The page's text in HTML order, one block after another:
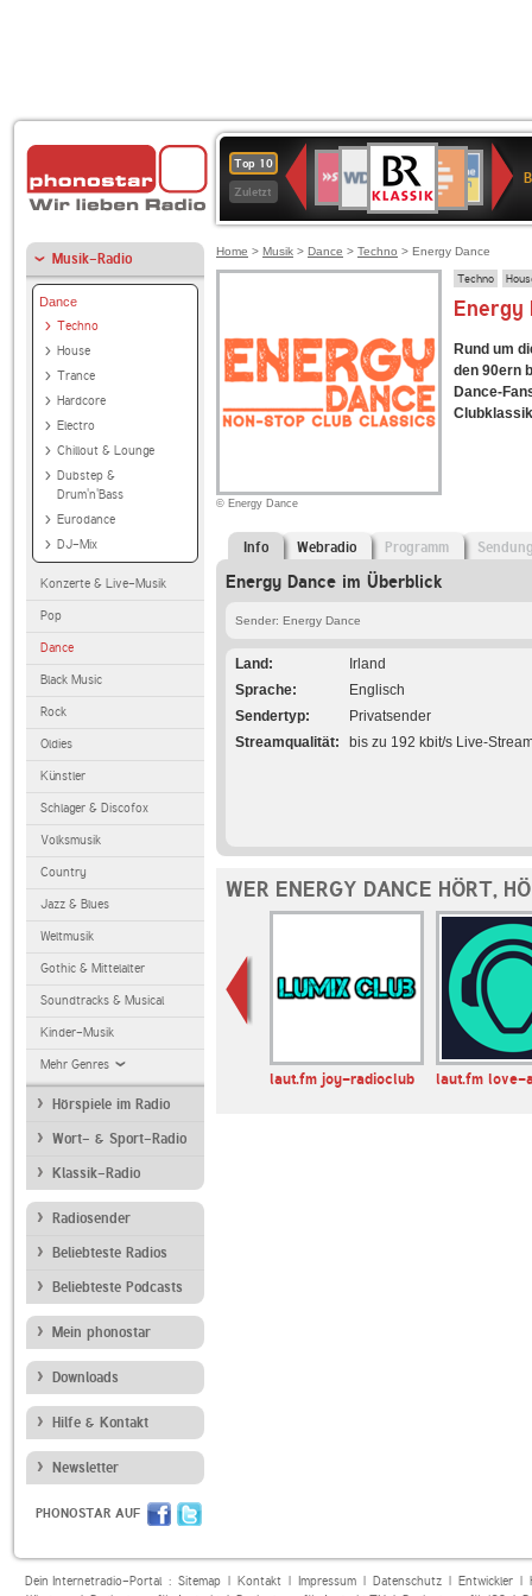
Top 10
Zuletzt
Deutschlandfunk
80er
90er
OLDIE
ANTENNE
4
BR-
KLASSIK
Deutschlandfunk
Kultur
ANTENNE
BAYERN
SWR
Kultur
NDR
2
Musik-Radio
Dance
Techno
House
Trance
Hardcore
Electro
Chillout & Lounge
Dubstep &
Drum'n'Bass
Eurodance
DJ-Mix
Konzerte & Live-Musik
Pop
Dance
Black Music
Rock
Oldies
Künstler
Schlager & Discofox
Volksmusik
Country
Jazz & Blues
Weltmusik
Gothic & Mittelalter
Soundtracks & Musical
Kinder-Musik
Mehr Genres
Hörspiele im Radio
Wort- & Sport-Radio
Klassik-Radio
Radiosender
Beliebteste Radios
Beliebteste Podcasts
Mein phonostar
Downloads
Hilfe & Kontakt
Newsletter
PHONOSTAR AUF
Home > Musik > Dance > Techno > Energy Dance
© Energy Dance
Techno
Energy
Rund um
den 90ern
Dance-
Info Webradio Programm
Energy Dance im Überblick
Sender: Energy Dance
Land
Irland
Sprache
Englisch
Sendertyp
Privatsender
Streamqualität
bis zu 192 kbit/s Live-
WER ENERGY DANCE HÖRT,
laut.fm joy-radioclub laut.fm love-
Dein Internetradio-Portal : Sitemap| Kontakt| Impressum| Datenschutz| Entwickler|